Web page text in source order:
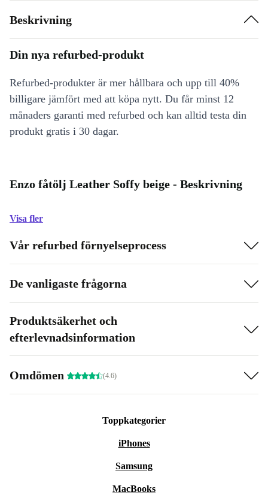
Beskrivning
Din nya refurbed-produkt
Refurbed-produkter är mer hållbara och upp till 40%
billigare jämfört med att köpa nytt. Du får minst 12
månaders garanti med refurbed och kan alltid testa din
produkt gratis i 30 dagar.
Enzo fåtölj Leather Soffy beige - Beskrivning
Visa fler
Vår refurbed förnyelseprocess
De vanligaste frågorna
Produktsäkerhet och
efterlevnadsinformation
Omdömen (4.6)
Toppkategorier
iPhones
Samsung
MacBooks